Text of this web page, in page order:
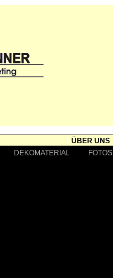
ÜBER UNS
DEKOMATERIAL FOTOS